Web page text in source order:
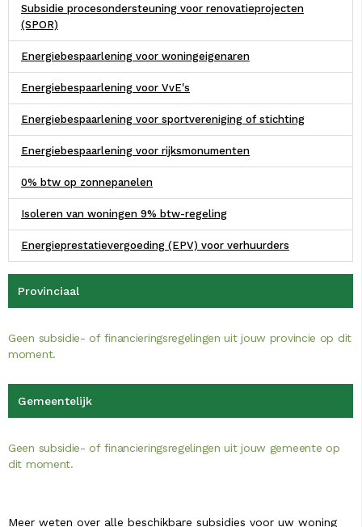
Subsidie procesondersteuning voor renovatieprojecten
(SPOR)
Energiebespaarlening voor woningeigenaren
Energiebespaarlening voor VvE's
Energiebespaarlening voor sportvereniging of stichting
Energiebespaarlening voor rijksmonumenten
0% btw op zonnepanelen
Isoleren van woningen 9% btw-regeling
Energieprestatievergoeding (EPV) voor verhuurders
Provinciaal
Geen subsidie- of financieringsregelingen uit jouw provincie op dit
moment.
Gemeentelijk
Geen subsidie- of financieringsregelingen uit jouw gemeente op
dit moment.
Meer weten over alle beschikbare subsidies voor uw woning